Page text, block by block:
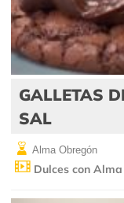
GALLETAS
SAL
Alma Obregón
Dulces con